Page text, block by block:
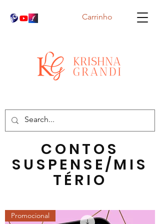
Carrinho
CONTOS
SUSPENSE/MIS
TÉRIO
Promocional